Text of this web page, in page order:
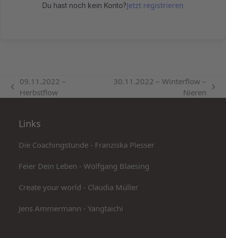
Du hast noch kein Konto?Jetzt registrieren
vorheriger
09.11.2022 –
Herbstflow
30.11.2022 – Winterflow –
Nieren
Links
Die Coachingstunde - Franziska Plesser
Feier Dein Leben - Wolfgang Blaesing
Create your world - Claudia Müller
Jens Ammermann - Yangtaichi